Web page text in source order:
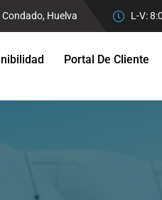
Huelva L-V:
Portal De Cliente